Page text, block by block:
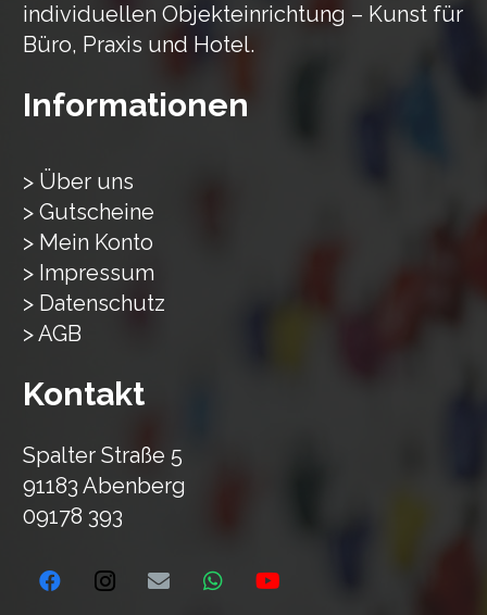
individuellen Objekteinrichtung – Kunst für
Büro, Praxis und Hotel.
Informationen
> Über uns
> Gutscheine
> Mein Konto
> Impressum
> Datenschutz
> AGB
Kontakt
Spalter Straße 5
91183 Abenberg
09178 393